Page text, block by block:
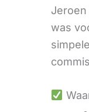
Jeroen
was